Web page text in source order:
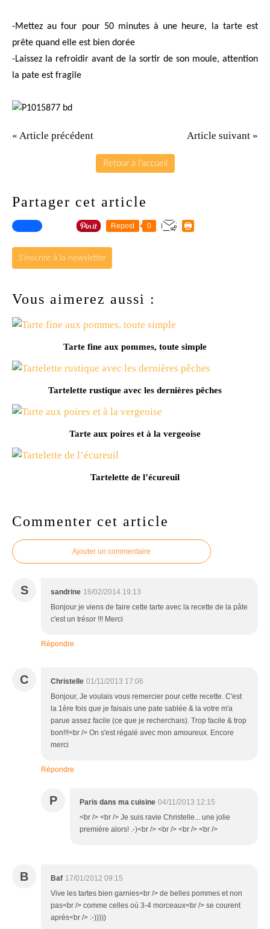
-Mettez au four pour 50 minutes à une heure, la tarte est
prête quand elle est bien dorée
-Laissez la refroidir avant de la sortir de son moule, attention
la pate est fragile
« Article précédent Article suivant »
Retour à l'accueil
Partager cet article
Repost 0
S'inscrire à la newsletter
Vous aimerez aussi :
Tarte fine aux pommes, toute simple
Tartelette rustique avec les dernières pêches
Tarte aux poires et à la vergeoise
Tartelette de l’écureuil
Commenter cet article
Ajouter un commentaire
S sandrine 16/02/2014 19:13
Bonjour je viens de faire cette tarte avec la recette de la pâte
c'est un trésor !!! Merci
Répondre
C Christelle 01/11/2013 17:06
Bonjour, Je voulais vous remercier pour cette recette. C'est
la 1ère fois que je faisais une pate sablée & la votre m'a
parue assez facile (ce que je recherchais). Trop facile & trop
bon!!!<br /> On s'est régalé avec mon amoureux. Encore
merci
Répondre
P Paris dans ma cuisine 04/11/2013 12:15
<br /> <br /> Je suis ravie Christelle... une jolie
première alors! .-)<br /> <br /> <br /> <br />
B Baf 17/01/2012 09:15
Vive les tartes bien garnies<br /> de belles pommes et non
pas<br /> comme celles où 3-4 morceaux<br /> se courent
après<br /> :-)))))